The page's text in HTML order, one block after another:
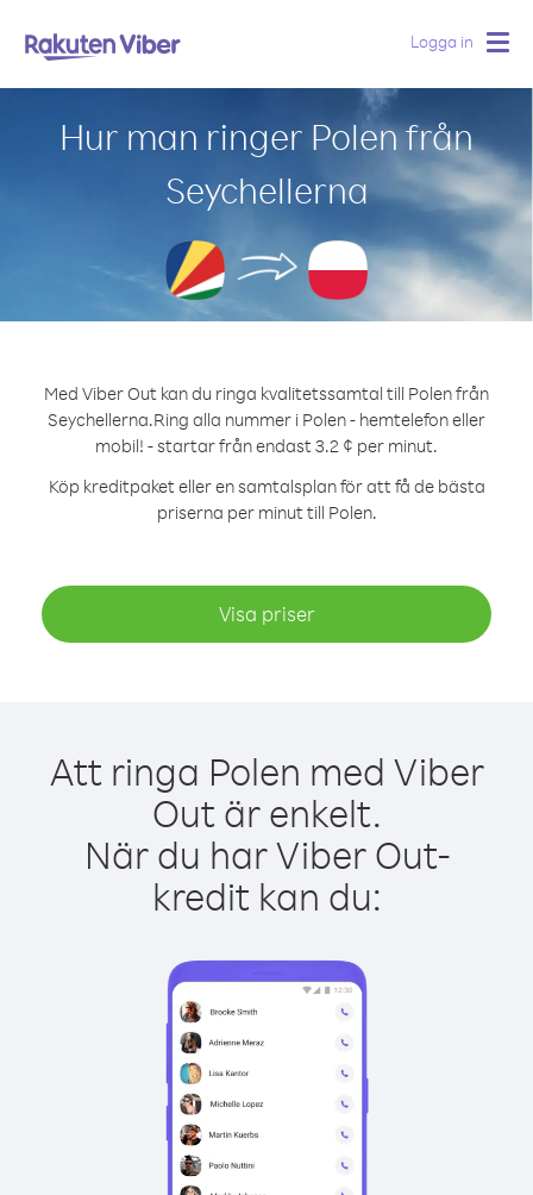
Logga in
Hur man ringer Polen från
Seychellerna
Med Viber Out kan du ringa kvalitetssamtal till Polen från
Seychellerna.Ring alla nummer i Polen - hemtelefon eller
mobil! - startar från endast 3.2 ¢ per minut.
Köp kreditpaket eller en samtalsplan för att få de bästa
priserna per minut till Polen.
Visa priser
Att ringa Polen med Viber
Out är enkelt.
När du har Viber Out-
kredit kan du: